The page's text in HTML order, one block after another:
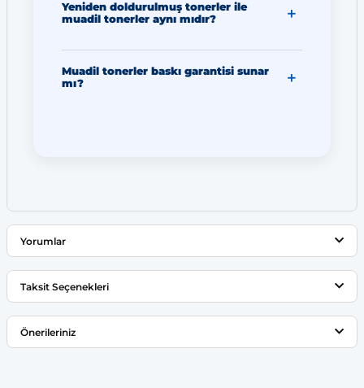
Yeniden doldurulmuş tonerler ile
muadil tonerler aynı mıdır?
Muadil tonerler baskı garantisi sunar
mı?
Yorumlar
Bu ürüne ilk yorumu siz yapın!
Taksit Seçenekleri
Önerileriniz